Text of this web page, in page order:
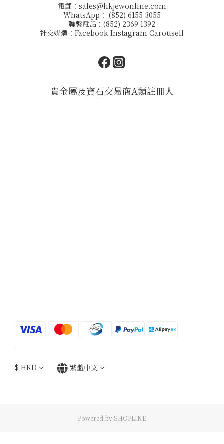
電郵： sales@hkjewonline.com
WhatsApp： (852) 6155 3055
聯繫電話：(852) 2369 1392
社交媒體： Facebook Instagram Carousell
貴金屬及寶石交易商A類註冊人
$ HKD 繁體中文
Powered by SHOPLINE